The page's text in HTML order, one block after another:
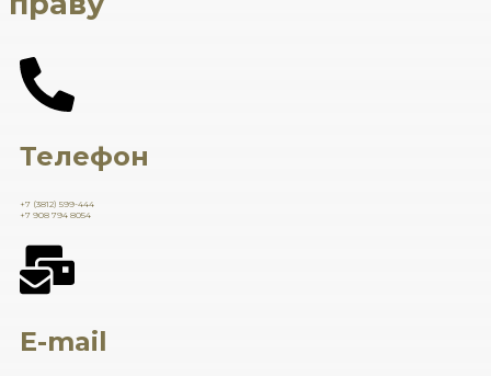
Телефон
+7 (3812) 599-444
+7 908 794 8054
E-mail